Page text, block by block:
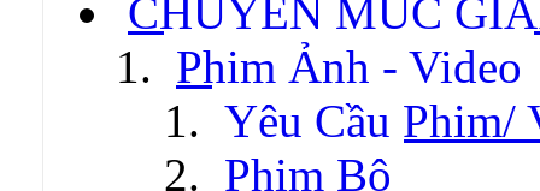
CHUYÊN MỤC
Phim Ảnh - Video
Yêu Cầu Phim/
Phim Bộ